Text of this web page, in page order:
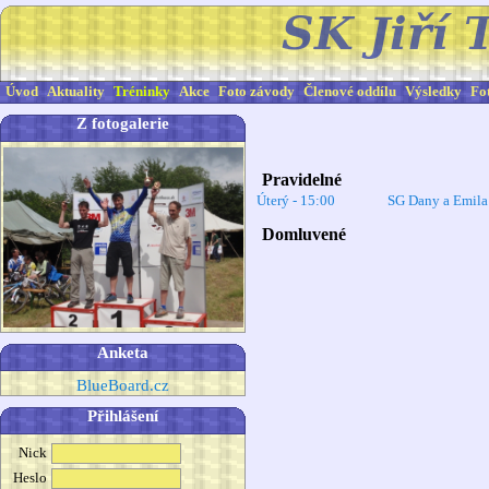
Úvod Aktuality Tréninky Akce Foto závody Členové oddílu Výsledky
Z fotogalerie
Anketa
BlueBoard.cz
Přihlášení
Nick
Heslo
Pravidelné
Úterý - 15:00 SG Dany a
Domluvené